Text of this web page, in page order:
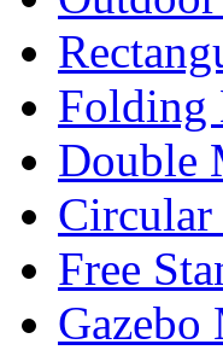
Folding
Double
Free